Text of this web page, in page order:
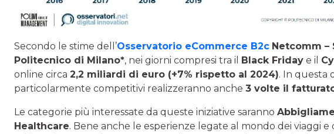
Secondo le stime dell’Osservatorio eCommerce B2c Netcomm –
Politecnico di Milano*, nei giorni compresi tra il Black Friday e il
online circa 2,2 miliardi di euro (+7% rispetto al 2024). In questa
particolarmente competitivi realizzeranno anche 3 volte il
Le categorie più interessate da queste iniziative saranno
Healthcare. Bene anche le esperienze legate al mondo dei viaggi